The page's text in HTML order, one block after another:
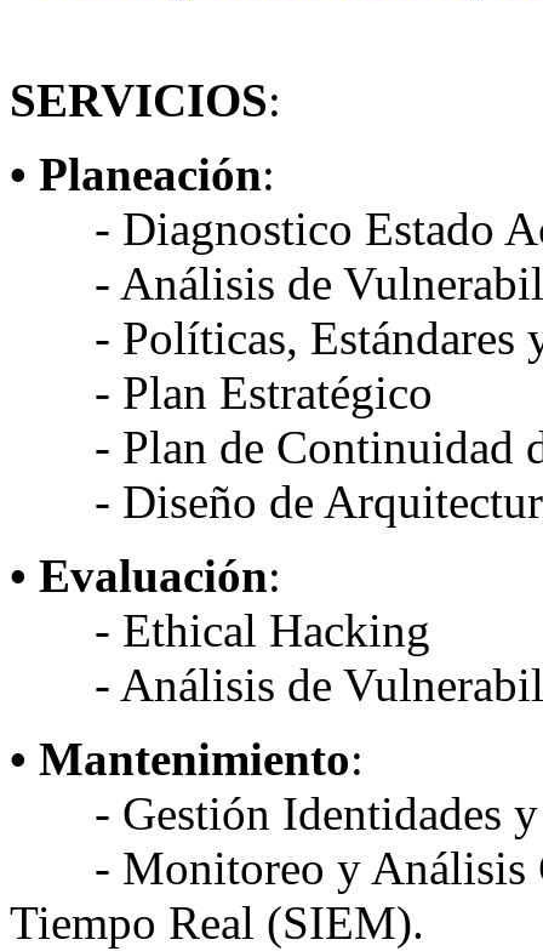
SERVICIOS:
• Planeación:
- Diagnostico Estado
- Análisis de
- Políticas, Estándares
- Plan Estratégico
- Plan de Continuidad
- Diseño de
• Evaluación:
- Ethical Hacking
- Análisis de
• Mantenimiento:
- Gestión Identidades y
- Monitoreo y Análisis
Tiempo Real (SIEM).